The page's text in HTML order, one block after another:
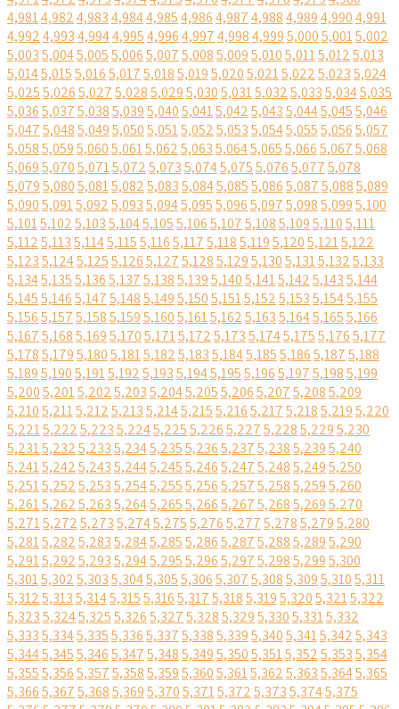
4,9814,9824,9834,9844,9854,9864,9874,9884,9894,9904,991
4,9924,9934,9944,9954,9964,9974,9984,9995,0005,0015,002
5,0035,0045,0055,0065,0075,0085,0095,0105,0115,0125,013
5,0145,0155,0165,0175,0185,0195,0205,0215,0225,0235,024
5,0255,0265,0275,0285,0295,0305,0315,0325,0335,0345,035
5,0365,0375,0385,0395,0405,0415,0425,0435,0445,0455,046
5,0475,0485,0495,0505,0515,0525,0535,0545,0555,0565,057
5,0585,0595,0605,0615,0625,0635,0645,0655,0665,0675,068
5,0695,0705,0715,0725,0735,0745,0755,0765,0775,078
5,0795,0805,0815,0825,0835,0845,0855,0865,0875,0885,089
5,0905,0915,0925,0935,0945,0955,0965,0975,0985,0995,100
5,1015,1025,1035,1045,1055,1065,1075,1085,1095,1105,111
5,1125,1135,1145,1155,1165,1175,1185,1195,1205,1215,122
5,1235,1245,1255,1265,1275,1285,1295,1305,1315,1325,133
5,1345,1355,1365,1375,1385,1395,1405,1415,1425,1435,144
5,1455,1465,1475,1485,1495,1505,1515,1525,1535,1545,155
5,1565,1575,1585,1595,1605,1615,1625,1635,1645,1655,166
5,1675,1685,1695,1705,1715,1725,1735,1745,1755,1765,177
5,1785,1795,1805,1815,1825,1835,1845,1855,1865,1875,188
5,1895,1905,1915,1925,1935,1945,1955,1965,1975,1985,199
5,2005,2015,2025,2035,2045,2055,2065,2075,2085,209
5,2105,2115,2125,2135,2145,2155,2165,2175,2185,2195,220
5,2215,2225,2235,2245,2255,2265,2275,2285,2295,230
5,2315,2325,2335,2345,2355,2365,2375,2385,2395,240
5,2415,2425,2435,2445,2455,2465,2475,2485,2495,250
5,2515,2525,2535,2545,2555,2565,2575,2585,2595,260
5,2615,2625,2635,2645,2655,2665,2675,2685,2695,270
5,2715,2725,2735,2745,2755,2765,2775,2785,2795,280
5,2815,2825,2835,2845,2855,2865,2875,2885,2895,290
5,2915,2925,2935,2945,2955,2965,2975,2985,2995,300
5,3015,3025,3035,3045,3055,3065,3075,3085,3095,3105,311
5,3125,3135,3145,3155,3165,3175,3185,3195,3205,3215,322
5,3235,3245,3255,3265,3275,3285,3295,3305,3315,332
5,3335,3345,3355,3365,3375,3385,3395,3405,3415,3425,343
5,3445,3455,3465,3475,3485,3495,3505,3515,3525,3535,354
5,3555,3565,3575,3585,3595,3605,3615,3625,3635,3645,365
5,3665,3675,3685,3695,3705,3715,3725,3735,3745,375